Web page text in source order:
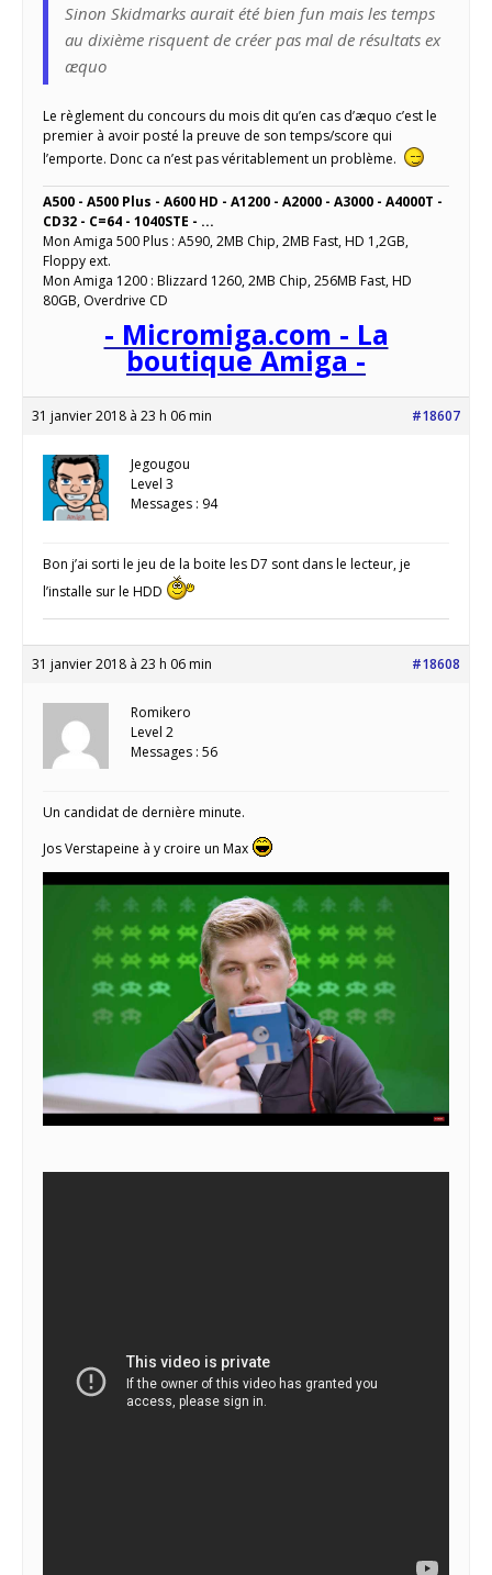
Sinon Skidmarks aurait été bien fun mais les temps
au dixième risquent de créer pas mal de résultats ex
æquo
Le règlement du concours du mois dit qu’en cas d’æquo c’est le
premier à avoir posté la preuve de son temps/score qui
l’emporte. Donc ca n’est pas véritablement un problème.
A500 - A500 Plus - A600 HD - A1200 - A2000 - A3000 - A4000T -
CD32 - C=64 - 1040STE - ...
Mon Amiga 500 Plus : A590, 2MB Chip, 2MB Fast, HD 1,2GB,
Floppy ext.
Mon Amiga 1200 : Blizzard 1260, 2MB Chip, 256MB Fast, HD
80GB, Overdrive CD
- Micromiga.com - La
boutique Amiga -
31 janvier 2018 à 23 h 06 min #18607
Jegougou
Level 3
Messages : 94
Bon j’ai sorti le jeu de la boite les D7 sont dans le lecteur, je
l’installe sur le HDD
31 janvier 2018 à 23 h 06 min #18608
Romikero
Level 2
Messages : 56
Un candidat de dernière minute.
Jos Verstapeine à y croire un Max